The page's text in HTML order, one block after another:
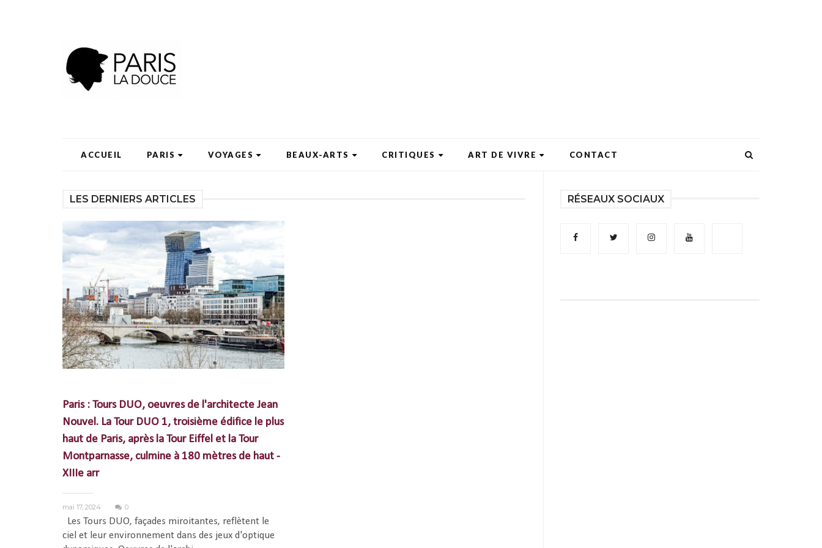
ACCUEIL PARIS VOYAGES BEAUX-ARTS CRITIQUES ART DE VIVRE CONTACT
LES DERNIERS ARTICLES
Paris : Tours DUO, oeuvres de l'architecte Jean
Nouvel. La Tour DUO 1, troisième édifice le plus
haut de Paris, après la Tour Eiffel et la Tour
Montparnasse, culmine à 180 mètres de haut -
XIIIe arr
mai 17, 2024 0
Les Tours DUO, façades miroitantes, reflètent le
ciel et leur environnement dans des jeux d'optique
RÉSEAUX SOCIAUX